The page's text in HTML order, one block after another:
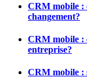
CRM mobile :
changement?
CRM mobile :
entreprise?
CRM mobile :